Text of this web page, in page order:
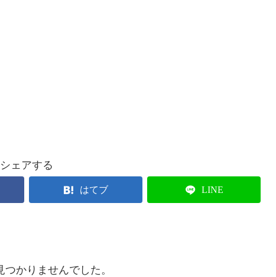
シェアする
はてブ LINE
つかりませんでした。